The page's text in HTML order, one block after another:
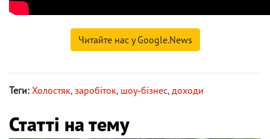
Читайте нас у Google.News
Теги: Холостяк, заробіток, шоу-бізнес, доходи
Статті на тему